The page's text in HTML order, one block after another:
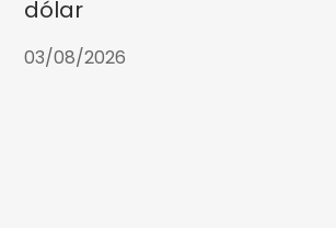
dólar
03/08/2026